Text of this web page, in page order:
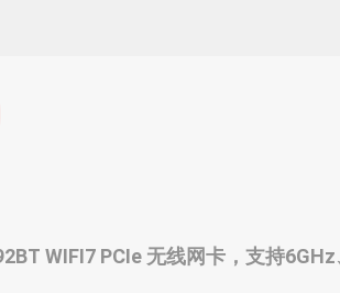
WIFI7 PCIe 无线网卡，支持